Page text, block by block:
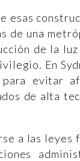
de una
de la
En
evitar
de alta
a las leyes